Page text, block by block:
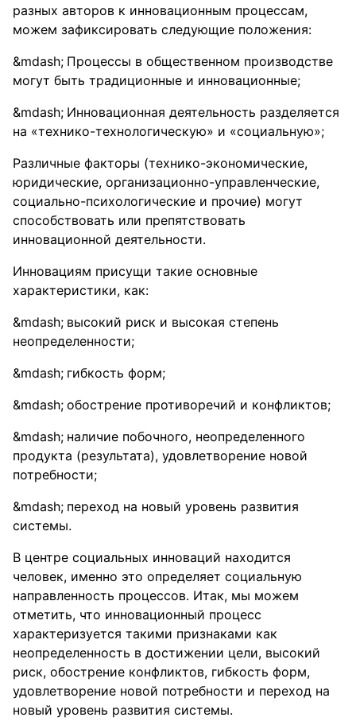
разных авторов к инновационным процессам,
можем зафиксировать следующие положения:
Процессы в общественном производстве
могут быть традиционные и инновационные;
Инновационная деятельность разделяется
на «технико-технологическую» и «социальную»;
Различные факторы (технико-экономические,
юридические, организационно-управленческие,
социально-психологические и прочие) могут
способствовать или препятствовать
инновационной деятельности.
Инновациям присущи такие основные
характеристики, как:
высокий риск и высокая степень
неопределенности;
гибкость форм;
обострение противоречий и конфликтов;
наличие побочного, неопределенного
продукта (результата), удовлетворение новой
потребности;
переход на новый уровень развития
системы.
В центре социальных инноваций находится
человек, именно это определяет социальную
направленность процессов. Итак, мы можем
отметить, что инновационный процесс
характеризуется такими признаками как
неопределенность в достижении цели, высокий
риск, обострение конфликтов, гибкость форм,
удовлетворение новой потребности и переход на
новый уровень развития системы.